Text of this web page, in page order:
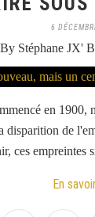
6
By Stéphane JX'
en
de
ces empreintes
En